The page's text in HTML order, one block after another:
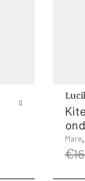
Mare,
€